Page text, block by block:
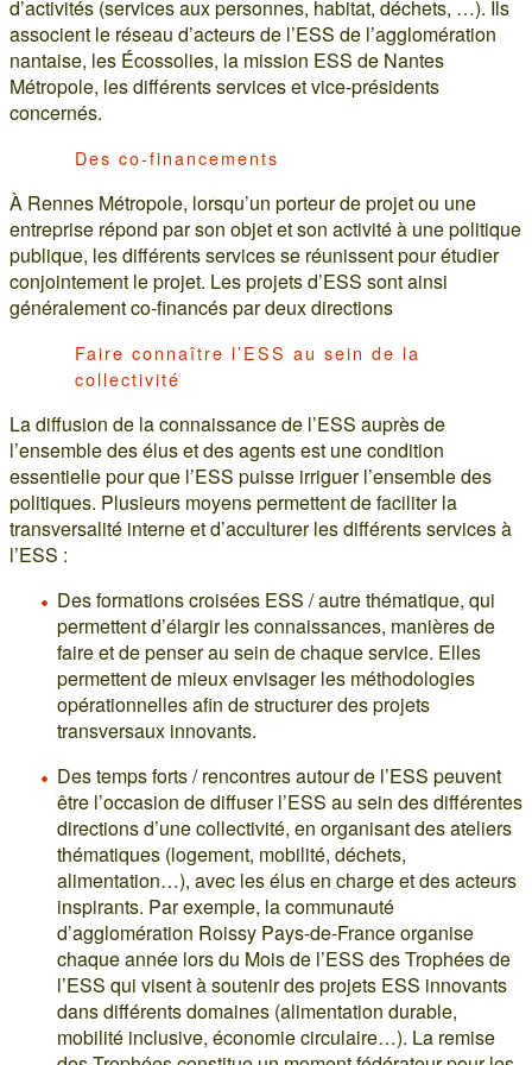
d’activités (services aux personnes, habitat, déchets, …). Ils
associent le réseau d’acteurs de l’ESS de l’agglomération
nantaise, les Écossolies, la mission ESS de Nantes
Métropole, les différents services et vice-présidents
concernés.
Des co-financements
À Rennes Métropole, lorsqu’un porteur de projet ou une
entreprise répond par son objet et son activité à une politique
publique, les différents services se réunissent pour étudier
conjointement le projet. Les projets d’ESS sont ainsi
généralement co-financés par deux directions
Faire connaître l’ESS au sein de la
collectivité
La diffusion de la connaissance de l’ESS auprès de
l’ensemble des élus et des agents est une condition
essentielle pour que l’ESS puisse irriguer l’ensemble des
politiques. Plusieurs moyens permettent de faciliter la
transversalité interne et d’acculturer les différents services à
l’ESS :
Des formations croisées ESS / autre thématique, qui
permettent d’élargir les connaissances, manières de
faire et de penser au sein de chaque service. Elles
permettent de mieux envisager les méthodologies
opérationnelles afin de structurer des projets
transversaux innovants.
Des temps forts / rencontres autour de l’ESS peuvent
être l’occasion de diffuser l’ESS au sein des différentes
directions d’une collectivité, en organisant des ateliers
thématiques (logement, mobilité, déchets,
alimentation…), avec les élus en charge et des acteurs
inspirants. Par exemple, la communauté
d’agglomération Roissy Pays-de-France organise
chaque année lors du Mois de l’ESS des Trophées de
l’ESS qui visent à soutenir des projets ESS innovants
dans différents domaines (alimentation durable,
mobilité inclusive, économie circulaire…). La remise